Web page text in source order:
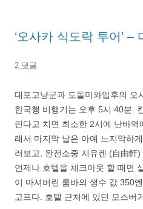
‘오사카 식도락 투어’ –
2 댓글
대포고냥군과 도돌미와입후의 오
한국행 비행기는 오후 5시 40분.
린다고 치면 최소한 2시에 난바
래서 마지막 날은 아예 느지막하
러보고, 완전소중 지유켄 (自由軒
언제나 호텔을 체크아웃 할 때면
이 마셔버린 룸바의 생수 값 350
고프다. 호텔 근처에 있던 모스버